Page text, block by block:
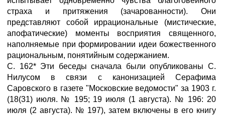
страха и притяжения (зачарованности). Они
представляют собой иррациональные (мистические,
апофатические) моменты восприятия священного,
наполняемые при формировании идеи божественного
рациональным, понятийным содержанием.
С. 162* Эти беседы сначала были опубликованы С.
Нилусом в связи с канонизацией Серафима
Саровского в газете "Московские ведомости" за 1903 г.
(18(31) июля. № 195; 19 июля (1 августа). № 196: 20
июля (2 августа). № 197), затем включены в его книгу